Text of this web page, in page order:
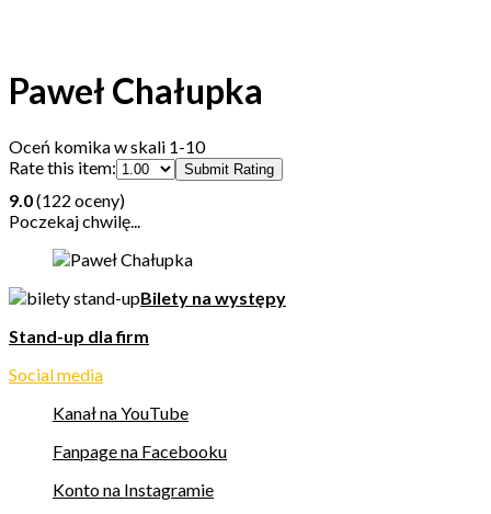
Paweł Chałupka
Oceń komika w skali 1-10
Rate this item:
Submit Rating
9.0(122 oceny)
Poczekaj chwilę...
Bilety na występy
Stand-up dla firm
Social media
Kanał na YouTube
Fanpage na Facebooku
Konto na Instagramie